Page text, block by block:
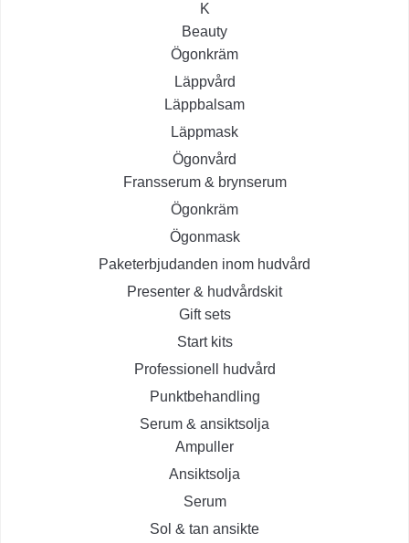
K
Beauty
Ögonkräm
Läppvård
Läppbalsam
Läppmask
Ögonvård
Fransserum & brynserum
Ögonkräm
Ögonmask
Paketerbjudanden inom hudvård
Presenter & hudvårdskit
Gift sets
Start kits
Professionell hudvård
Punktbehandling
Serum & ansiktsolja
Ampuller
Ansiktsolja
Serum
Sol & tan ansikte